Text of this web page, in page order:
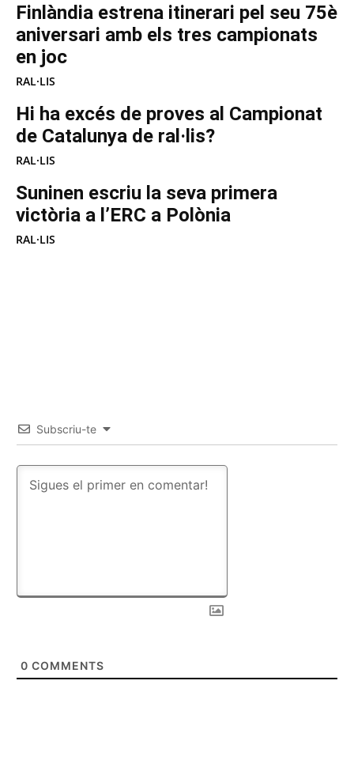
Finlàndia estrena itinerari pel seu 75è
aniversari amb els tres campionats
en joc
RAL·LIS
Hi ha excés de proves al Campionat
de Catalunya de ral·lis?
RAL·LIS
Suninen escriu la seva primera
victòria a l’ERC a Polònia
RAL·LIS
Subscriu-te
0 COMMENTS